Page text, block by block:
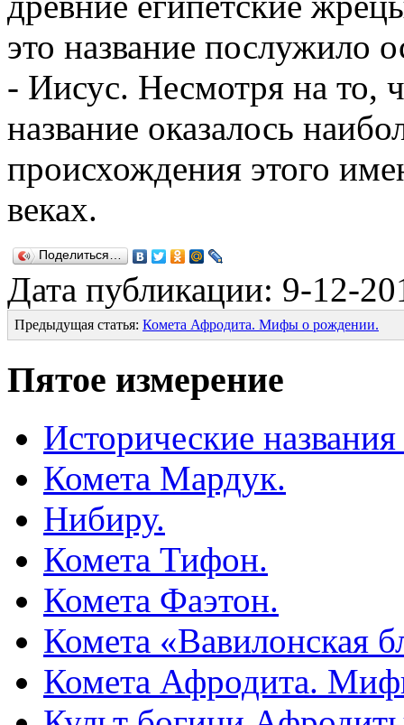
это название послужило
- Иисус. Несмотря на то,
название оказалось
происхождения этого
веках.
Поделиться…
Дата публикации: 9-12-
Предыдущая статья: Комета Афродита. Мифы о рождении.
Пятое измерение
Исторические
Комета Мардук.
Нибиру.
Комета Тифон.
Комета Фаэтон.
Комета «Вавилонская
Комета Афродита.